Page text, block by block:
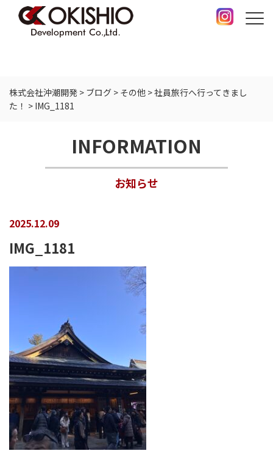
株式会社沖潮開発 > ブログ > その他 >社員旅行へ行ってきまし
た！ > IMG_1181
INFORMATION
お知らせ
2025.12.09
IMG_1181